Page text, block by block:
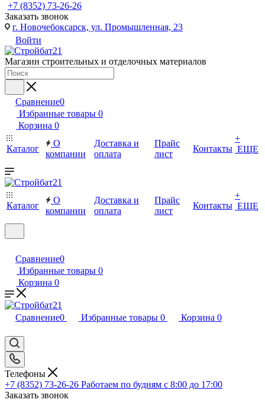
+7 (8352) 73-26-26
Заказать звонок
г. Новочебоксарск, ул. Промышленная, 23
Войти
Магазин строительных и отделочных материалов
Сравнение0
Избранные товары 0
Корзина 0
Каталог
О
компании
Доставка и
оплата
Прайс
лист
Контакты
+
ЕЩЕ
Каталог
О
компании
Доставка и
оплата
Прайс
лист
Контакты
+
ЕЩЕ
Сравнение0
Избранные товары 0
Корзина 0
Сравнение0 Избранные товары 0 Корзина 0
Телефоны
+7 (8352) 73-26-26 Работаем по будням с 8:00 до 17:00
Заказать звонок